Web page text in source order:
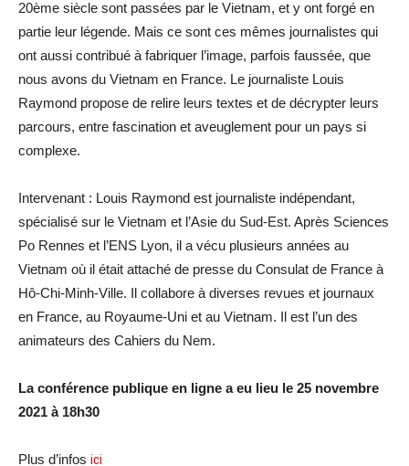
20ème siècle sont passées par le Vietnam, et y ont forgé en
partie leur légende. Mais ce sont ces mêmes journalistes qui
ont aussi contribué à fabriquer l’image, parfois faussée, que
nous avons du Vietnam en France. Le journaliste Louis
Raymond propose de relire leurs textes et de décrypter leurs
parcours, entre fascination et aveuglement pour un pays si
complexe.
Intervenant : Louis Raymond est journaliste indépendant,
spécialisé sur le Vietnam et l’Asie du Sud-Est. Après Sciences
Po Rennes et l’ENS Lyon, il a vécu plusieurs années au
Vietnam où il était attaché de presse du Consulat de France à
Hô-Chi-Minh-Ville. Il collabore à diverses revues et journaux
en France, au Royaume-Uni et au Vietnam. Il est l’un des
animateurs des Cahiers du Nem.
La conférence publique en ligne a eu lieu le 25 novembre
2021 à 18h30
Plus d’infos ici